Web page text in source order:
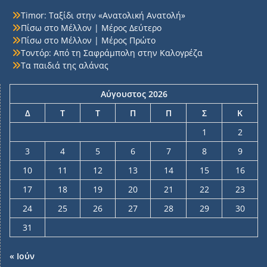
Timor: Ταξίδι στην «Ανατολική Ανατολή»
Πίσω στο Μέλλον | Μέρος Δεύτερο
Πίσω στο Μέλλον | Μέρος Πρώτο
Τοντόρ: Από τη Σαφράμπολη στην Καλογρέζα
Τα παιδιά της αλάνας
Αύγουστος 2026
Δ
Τ Τ Π Π Σ
Κ
1
2
3
4 5 6 7 8
9
10
11 12 13 14 15
16
17
18 19 20 21 22
23
24
25 26 27 28 29
30
31
« Ιούν